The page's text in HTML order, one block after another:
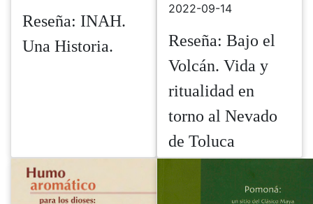
Reseña: INAH.
Una Historia.
2022-09-14
Reseña: Bajo el
Volcán. Vida y
ritualidad en
torno al Nevado
de Toluca